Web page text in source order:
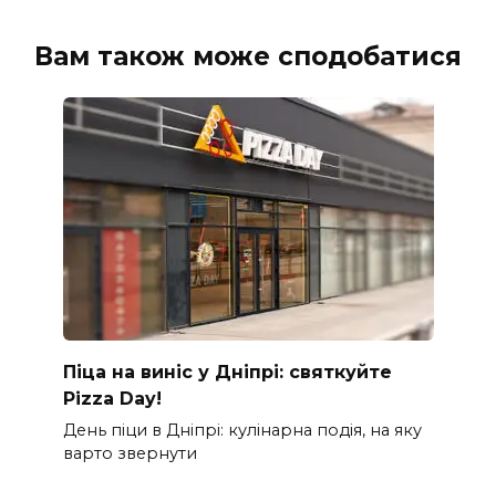
Вам також може сподобатися
Піца на виніс у Дніпрі: святкуйте
Pizza Day!
День піци в Дніпрі: кулінарна подія, на яку
варто звернути